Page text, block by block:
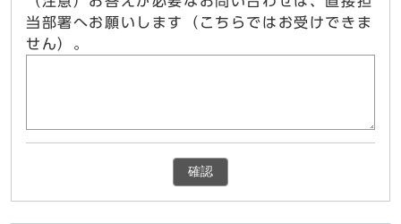
当部署へお願いします（こちらではお受けできま
せん）。
確認